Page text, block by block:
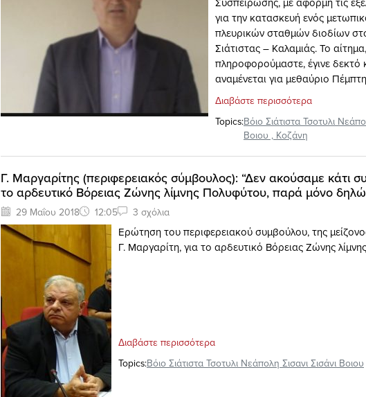
για την κατασκευή ενός
πλευρικών σταθμών διοδίων
Σιάτιστας – Kαλαμιάς. Το
πληροφορούμαστε, έγινε δεκτό
αναμένεται για μεθαύριο
Διαβάστε περισσότερα
Topics:Βόιο Σιάτιστα Τσοτυλι
Βοιου , Κοζάνη
Γ. Μαργαρίτης (περιφερειακός σύμβουλος): “Δεν ακούσαμε κάτι
το αρδευτικό Βόρειας Ζώνης λίμνης Πολυφύτου, παρά μόνο
29 Μαΐου 2018 12:05 3 σχόλια
Ερώτηση του περιφερειακού συμβούλου, της
Γ. Μαργαρίτη, για το αρδευτικό Βόρειας Ζώνης
Διαβάστε περισσότερα
Topics:Βόιο Σιάτιστα Τσοτυλι Νεάπολη Σισανι Σισάνι Βοιου